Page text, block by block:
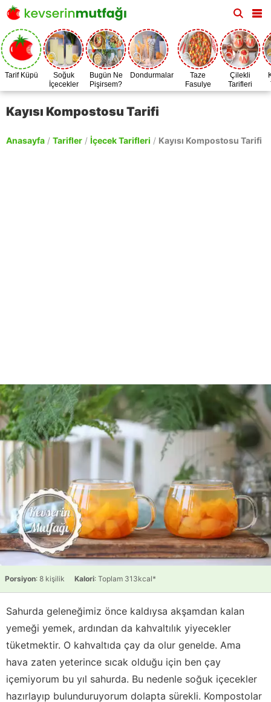
Tarif Küpü
Soğuk
İçecekler
Bugün Ne
Pişirsem?
Dondurmalar
Taze
Fasulye
Zamanı
Çilekli
Tarifleri
Kayısı Kompostosu Tarifi
Anasayfa / Tarifler / İçecek Tarifleri / Kayısı Kompostosu Tarifi
Porsiyon: 8 kişilik Kalori: Toplam 313kcal*
Sahurda geleneğimiz önce kaldıysa akşamdan kalan
yemeği yemek, ardından da kahvaltılık yiyecekler
tüketmektir. O kahvaltıda çay da olur genelde. Ama
hava zaten yeterince sıcak olduğu için ben çay
içemiyorum bu yıl sahurda. Bu nedenle soğuk içecekler
hazırlayıp bulunduruyorum dolapta sürekli. Kompostolar